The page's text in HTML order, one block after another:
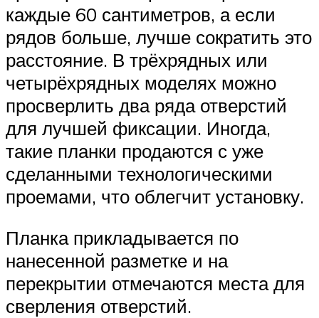
каждые 60 сантиметров, а если
рядов больше, лучше сократить это
расстояние. В трёхрядных или
четырёхрядных моделях можно
просверлить два ряда отверстий
для лучшей фиксации. Иногда,
такие планки продаются с уже
сделанными технологическими
проемами, что облегчит установку.
Планка прикладывается по
нанесенной разметке и на
перекрытии отмечаются места для
сверления отверстий.